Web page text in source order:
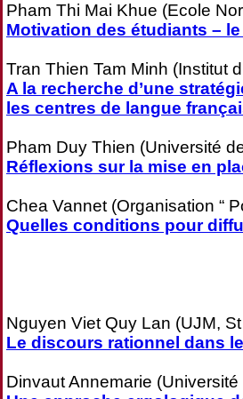
Pham Thi Mai Khue (Ecole
Motivation des étudiants –
Tran Thien Tam Minh (Institut
A la recherche d’une
les centres de langue
Pham Duy Thien (Université
Réflexions sur la mise en
Chea Vannet (Organisation “
Quelles conditions pour
Nguyen Viet Quy Lan (UJM,
Le discours rationnel dans
Dinvaut Annemarie (Université